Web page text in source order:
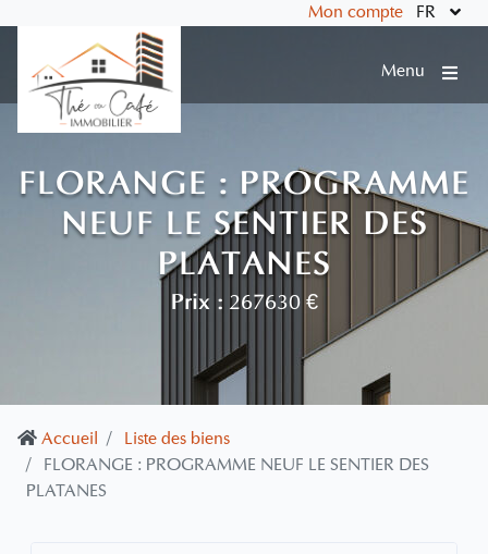
Mon compte FR
Menu
FLORANGE : PROGRAMME
NEUF LE SENTIER DES
PLATANES
Prix : 267630 €
Accueil
Liste des biens
FLORANGE : PROGRAMME NEUF LE SENTIER DES
PLATANES